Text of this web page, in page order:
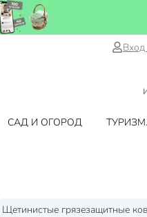
Вход
САД И ОГОРОД
Щетинистые грязезащитные